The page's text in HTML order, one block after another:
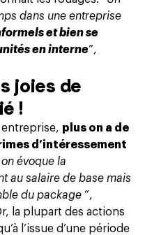
dans une entreprise
et bien se
en interne”,
joies de
!
plus on a de
d’intéressement
évoque la
au salaire de base mais
du package ”,
la plupart des actions
l’issue d’une période